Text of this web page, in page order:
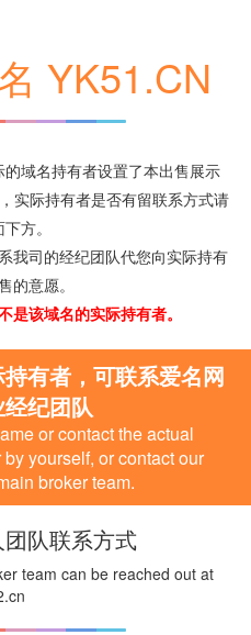
YK51.CN
域名持有者设置了本出售展示
实际持有者是否有留联系方式请
方。
我司的经纪团队代您向实际持有
的意愿。
是该域名的实际持有者。
有者，可联系爱名网
纪团队
or contact the actual
yourself, or contact our
broker team.
队联系方式
team can be reached out at